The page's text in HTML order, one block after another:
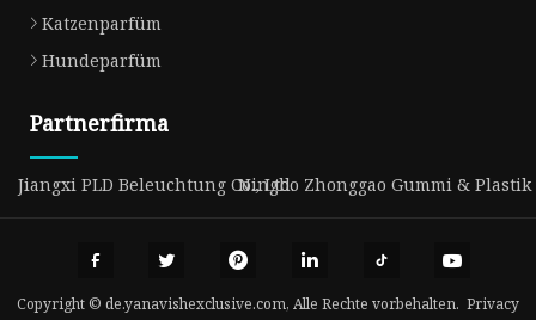
Katzenparfüm
Hundeparfüm
Partnerfirma
Jiangxi PLD Beleuchtung Co., Ltd.Ningbo Zhonggao Gummi & Plastik
Copyright © de.yanavishexclusive.com, Alle Rechte vorbehalten. Privacy